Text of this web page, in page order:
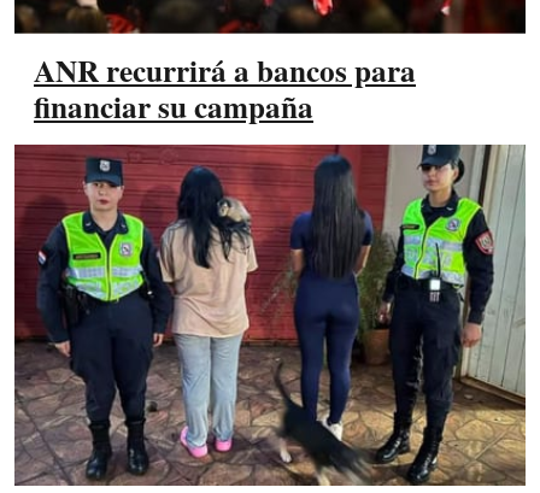
ANR recurrirá a bancos para
financiar su campaña